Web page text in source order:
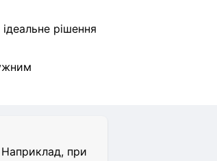
рішення
Наприклад, при